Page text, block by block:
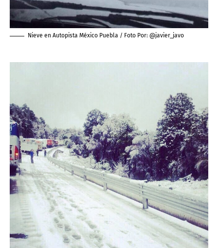
Nieve en Autopista México Puebla / Foto Por: @javier_javo